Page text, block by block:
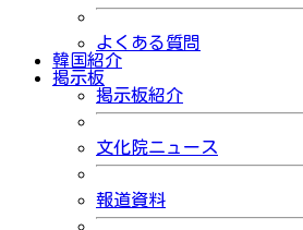
よくある質問
韓国紹介
掲示板
掲示板紹介
文化院ニュース
報道資料